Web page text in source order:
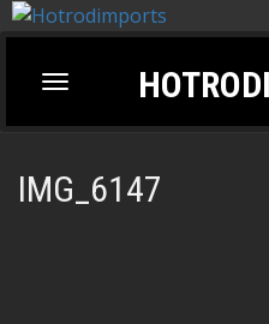
Toggle
navigation
IMG_6147